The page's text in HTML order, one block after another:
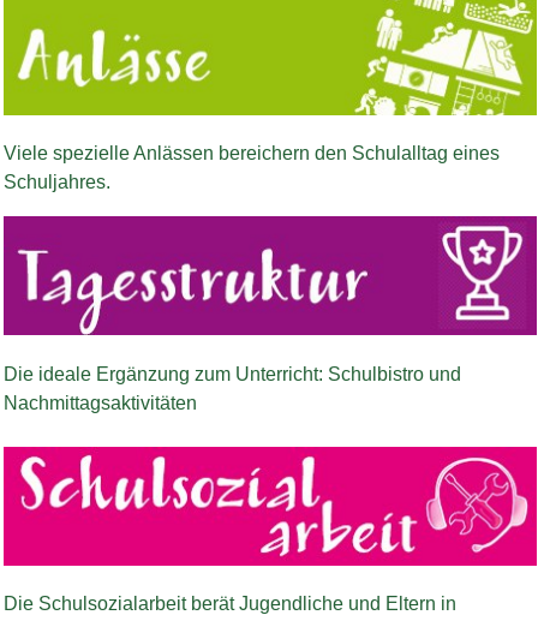
Viele spezielle Anlässen bereichern den Schulalltag eines
Schuljahres.
Die ideale Ergänzung zum Unterricht: Schulbistro und
Nachmittagsaktivitäten
Die Schulsozialarbeit berät Jugendliche und Eltern in